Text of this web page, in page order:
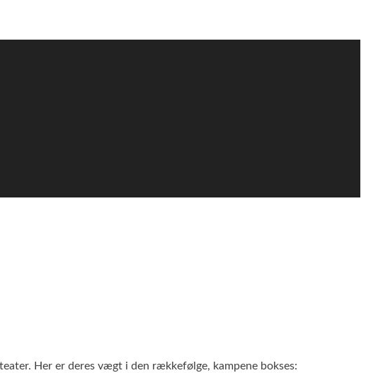
Her er deres vægt i den rækkefølge, kampene bokses: